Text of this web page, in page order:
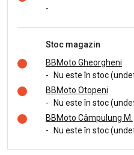
-
Stoc magazin
BBMoto Gheorgheni
-
Nu este în stoc
BBMoto Otopeni
-
Nu este în stoc
BBMoto Câmpulung M.
-
Nu este în stoc